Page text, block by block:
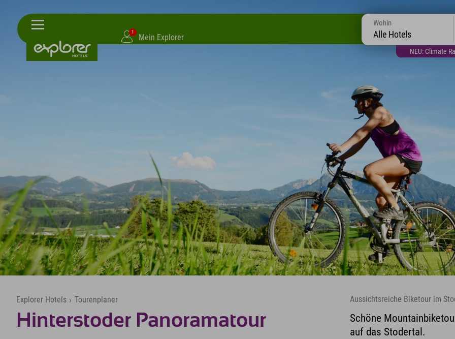
1
Mein Explorer
NEU: Climate
Wohin
Alle Hotels
Explorer Hotels › Tourenplaner
Hinterstoder Panoramatour
Aussichtsreiche Biketour im
Schöne
auf das Stodertal.